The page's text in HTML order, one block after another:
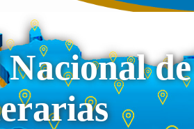
Nacional de